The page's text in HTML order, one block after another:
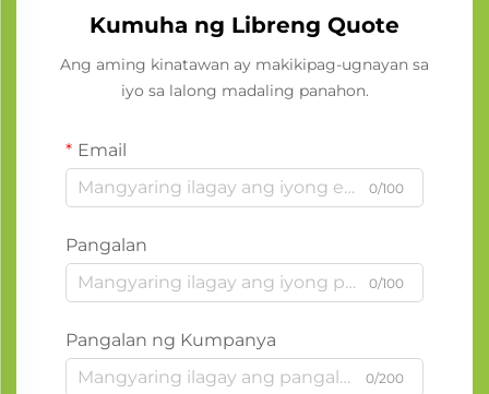
Kumuha ng Libreng Quote
Ang aming kinatawan ay makikipag-ugnayan sa
iyo sa lalong madaling panahon.
Email
0/100
Pangalan
0/100
Pangalan ng Kumpanya
0/200